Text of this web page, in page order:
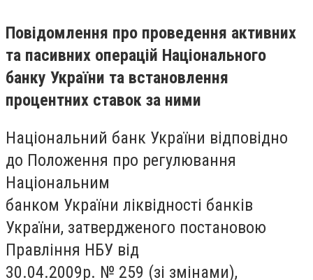
Повідомлення про проведення активних
та пасивних операцій Національного
банку України та встановлення
процентних ставок за ними
Національний банк України відповідно
до Положення про регулювання
Національним
банком України ліквідності банків
України, затвердженого постановою
Правління НБУ від
30.04.2009р. № 259 (зі змінами),